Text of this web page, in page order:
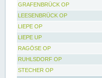
GRAFENBRÜCK OP
LEESENBRÜCK OP
LIEPE OP
LIEPE UP
RAGÖSE OP
RUHLSDORF OP
STECHER OP